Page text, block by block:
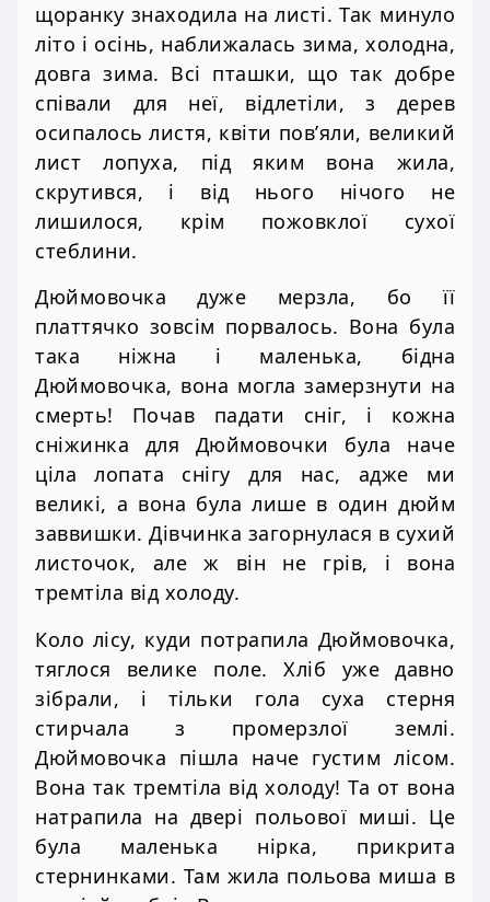
щоранку знаходила на листі. Так минуло
літо і осінь, наближалась зима, холодна,
довга зима. Всі пташки, що так добре
співали для неї, відлетіли, з дерев
осипалось листя, квіти пов’яли, великий
лист лопуха, під яким вона жила,
скрутився, і від нього нічого не
лишилося, крім пожовклої сухої
стеблини.
Дюймовочка дуже мерзла, бо її
платтячко зовсім порвалось. Вона була
така ніжна і маленька, бідна
Дюймовочка, вона могла замерзнути на
смерть! Почав падати сніг, і кожна
сніжинка для Дюймовочки була наче
ціла лопата снігу для нас, адже ми
великі, а вона була лише в один дюйм
заввишки. Дівчинка загорнулася в сухий
листочок, але ж він не грів, і вона
тремтіла від холоду.
Коло лісу, куди потрапила Дюймовочка,
тяглося велике поле. Хліб уже давно
зібрали, і тільки гола суха стерня
стирчала з промерзлої землі.
Дюймовочка пішла наче густим лісом.
Вона так тремтіла від холоду! Та от вона
натрапила на двері польової миші. Це
була маленька нірка, прикрита
стернинками. Там жила польова миша в